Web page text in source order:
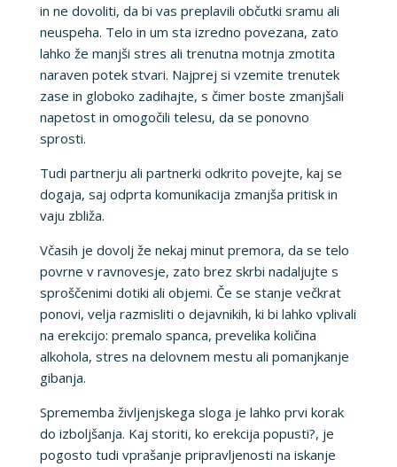
in ne dovoliti, da bi vas preplavili občutki sramu ali
neuspeha. Telo in um sta izredno povezana, zato
lahko že manjši stres ali trenutna motnja zmotita
naraven potek stvari. Najprej si vzemite trenutek
zase in globoko zadihajte, s čimer boste zmanjšali
napetost in omogočili telesu, da se ponovno
sprosti.
Tudi partnerju ali partnerki odkrito povejte, kaj se
dogaja, saj odprta komunikacija zmanjša pritisk in
vaju zbliža.
Včasih je dovolj že nekaj minut premora, da se telo
povrne v ravnovesje, zato brez skrbi nadaljujte s
sproščenimi dotiki ali objemi. Če se stanje večkrat
ponovi, velja razmisliti o dejavnikih, ki bi lahko vplivali
na erekcijo: premalo spanca, prevelika količina
alkohola, stres na delovnem mestu ali pomanjkanje
gibanja.
Sprememba življenjskega sloga je lahko prvi korak
do izboljšanja. Kaj storiti, ko erekcija popusti?, je
pogosto tudi vprašanje pripravljenosti na iskanje